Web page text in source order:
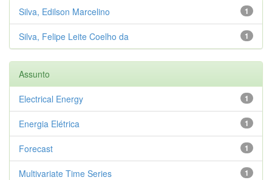
1
Silva, Edilson Marcelino
1
Silva, Felipe Leite Coelho da
Assunto
1
Electrical Energy
1
Energia Elétrica
1
Forecast
1
Multivariate Time Series